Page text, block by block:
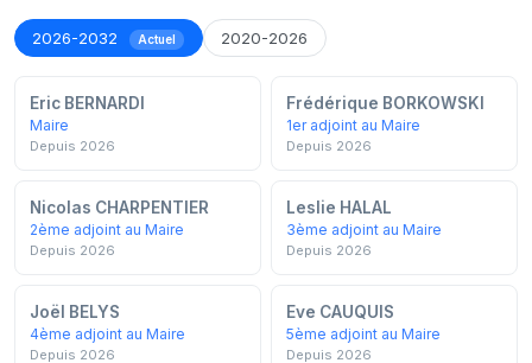
2026-2032 Actuel 2020-2026
Eric BERNARDI
Maire
Depuis 2026
Frédérique BORKOWSKI
1er adjoint au Maire
Depuis 2026
Nicolas CHARPENTIER
2ème adjoint au Maire
Depuis 2026
Leslie HALAL
3ème adjoint au Maire
Depuis 2026
Joël BELYS
4ème adjoint au Maire
Depuis 2026
Eve CAUQUIS
5ème adjoint au Maire
Depuis 2026